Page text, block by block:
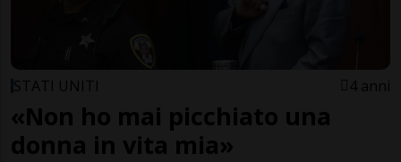
STATI UNITI 4 anni
«Non ho mai picchiato una
donna in vita mia»